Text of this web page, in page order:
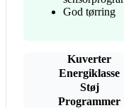
God tørring
Kuverter
Energiklasse
Støj
Programmer